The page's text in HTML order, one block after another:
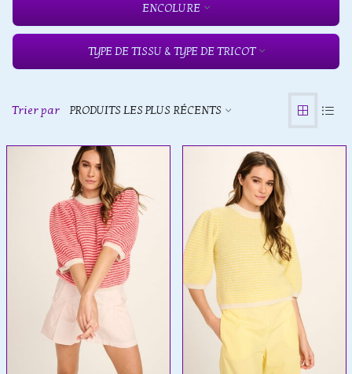
ENCOLURE
TYPE DE TISSU & TYPE DE TRICOT
Trier par PRODUITS LES PLUS RÉCENTS